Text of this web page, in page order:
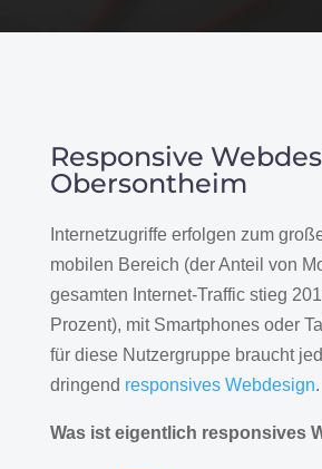
Responsive
Obersontheim
Internetzugriffe erfolgen zum
mobilen Bereich (der Anteil von
gesamten Internet-Traffic stieg
Prozent), mit Smartphones oder
für diese Nutzergruppe braucht
dringend responsives Webdesign.
Was ist eigentlich responsives